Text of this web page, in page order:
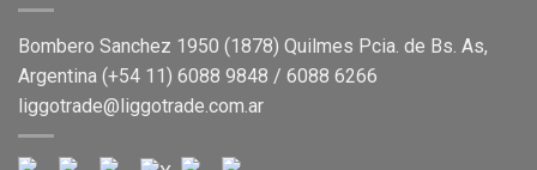
Bombero Sanchez 1950 (1878) Quilmes Pcia. de Bs. As,
Argentina (+54 11) 6088 9848 / 6088 6266
liggotrade@liggotrade.com.ar